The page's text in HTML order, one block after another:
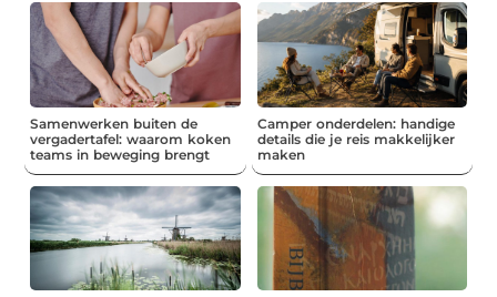
Samenwerken buiten de
vergadertafel: waarom koken
teams in beweging brengt
Camper onderdelen: handige
details die je reis makkelijker
maken